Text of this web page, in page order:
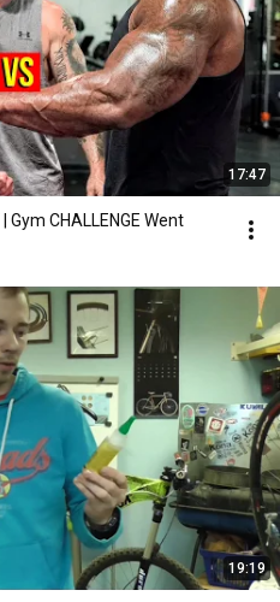
17:47
Gym CHALLENGE Went
19:19